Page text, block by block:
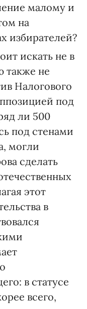
малому и
на
избирателей?
искать не в
также не
Налогового
под
ли 500
под стенами
могли
сделать
этот
в
в статусе
всего,